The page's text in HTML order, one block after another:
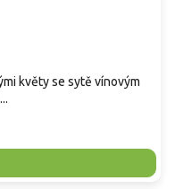
květy se sytě vínovým